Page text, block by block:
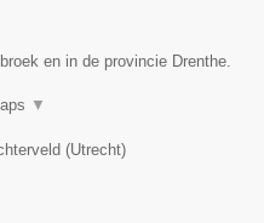
en in de provincie Drenthe.
▼
(Utrecht)